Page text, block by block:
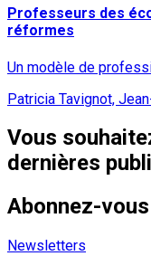
Professeurs des
réformes
Un modèle de
Patricia Tavignot,
Vous
dernières
Abonnez-
Newsletters